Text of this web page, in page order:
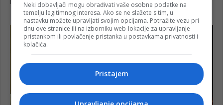
Neki dobavljači mogu obrađivati vaše osobne podatke na
temelju legitimnog interesa. Ako se ne slažete s tim, u
nastavku možete upravljati svojim opcijama. Potražite vezu pri
dnu ove stranice ili na izborniku web-lokacije za upravljanje
pristankom ili povlačenje pristanka u postavkama privatnosti i
kolačića.
Pristajem